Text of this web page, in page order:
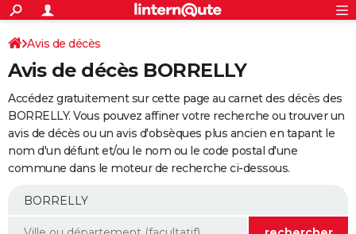
ACTUALITÉS
Politique
Société
Faits Divers
Education
Monde
Villes
+
SPORT
Coupe du monde 2026
Football
Tennis
Cyclisme
Rugby
Forum
Programme TV
TNT
Streaming
Cinéma
Sorties cinéma
Musique
+
FINANCE
Retraite
Epargne
Immobilier
Risques naturels par ville
Banque
Assurance
AUTO
Essais
Réserver un essai
Citadines
Berlines
SUV
Forum auto
+
Mobiles
Meilleur smartphone
Internet
Ordinateurs
Jeux vidéo
Guide high-tech
Avis de décès
Avis de décès BORRELLY
Accédez gratuitement sur cette page au carnet des décès des
BORRELLY. Vous pouvez affiner votre recherche ou trouver un
avis de décès ou un avis d'obsèques plus ancien en tapant le
nom d'un défunt et/ou le nom ou le code postal d'une
commune dans le moteur de recherche ci-dessous.